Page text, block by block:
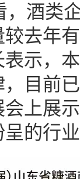
，酒类
去年
示，
目前
上展
的行